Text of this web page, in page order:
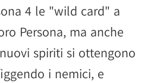
4 le "wild card" a
Persona, ma anche
spiriti si ottengono
i nemici, e